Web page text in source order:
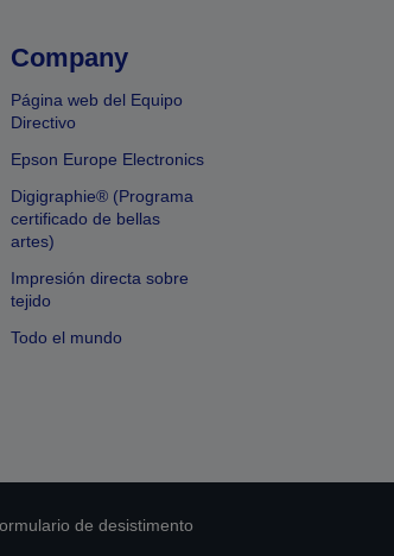
Company
Página web del Equipo
Directivo
Epson Europe Electronics
Digigraphie® (Programa
certificado de bellas
artes)
Impresión directa sobre
tejido
Todo el mundo
de desistimento